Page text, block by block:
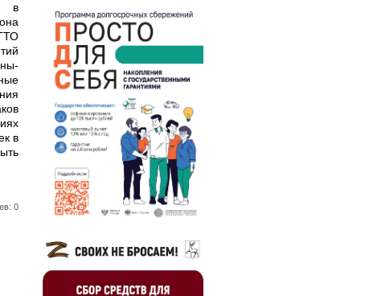
в
в
0